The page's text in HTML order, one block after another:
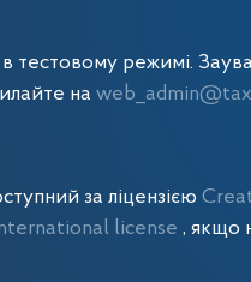
тестовому режимі.
на
за ліцензією
license , якщо